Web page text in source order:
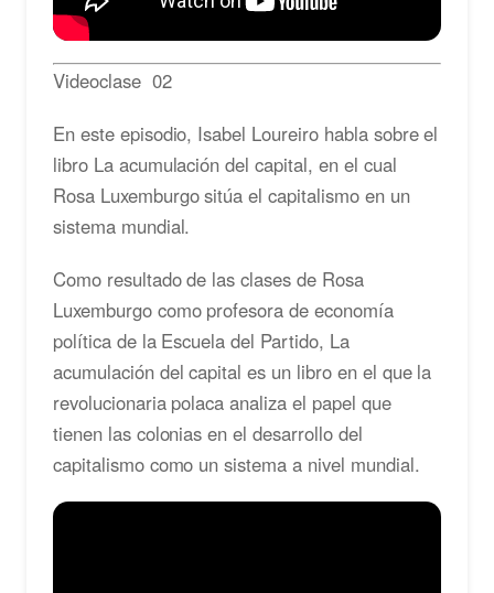
Videoclase 02
En este episodio, Isabel Loureiro habla sobre el
libro La acumulación del capital, en el cual
Rosa Luxemburgo sitúa el capitalismo en un
sistema mundial.
Como resultado de las clases de Rosa
Luxemburgo como profesora de economía
política de la Escuela del Partido, La
acumulación del capital es un libro en el que la
revolucionaria polaca analiza el papel que
tienen las colonias en el desarrollo del
capitalismo como un sistema a nivel mundial.